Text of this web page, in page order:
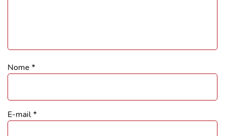
Nome *
E-mail*